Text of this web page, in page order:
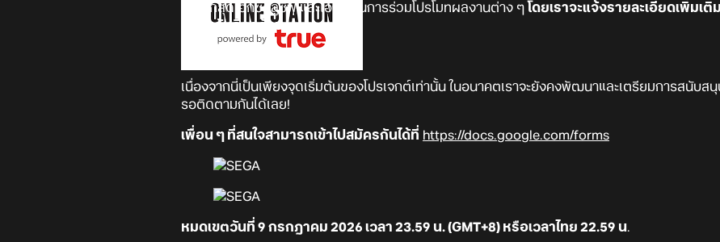
ที่ระลึกสุดเอ็กซ์คลูซีฟ และโอกาสในการร่วมโปรโมทผลงานต่าง ๆ โดยเราจะแจ้งรายละเอียดเพิ่มเ
ทราบกันอีกครั้งนะ
เนื่องจากนี่เป็นเพียงจุดเริ่มต้นของโปรเจกต์เท่านั้น ในอนาคตเราจะยังคงพัฒนาและเตรียมการสนับส
รอติดตามกันได้เลย!
เพื่อน ๆ ที่สนใจสามารถเข้าไปสมัครกันได้ที่ https://docs.google.com/forms
หมดเขตวันที่ 9 กรกฎาคม 2026 เวลา 23.59 น. (GMT+8) หรือเวลาไทย 22.59 น.